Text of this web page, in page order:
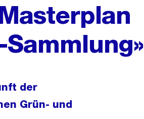
der
Grün- und